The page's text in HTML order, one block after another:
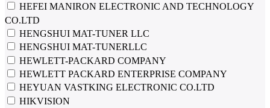
HEFEI MANIRON ELECTRONIC AND TECHNOLOGY
CO.LTD
HENGSHUI MAT-TUNER LLC
HENGSHUI MAT-TUNERLLC
HEWLETT-PACKARD COMPANY
HEWLETT PACKARD ENTERPRISE COMPANY
HEYUAN VASTKING ELECTRONIC CO.LTD
HIKVISION